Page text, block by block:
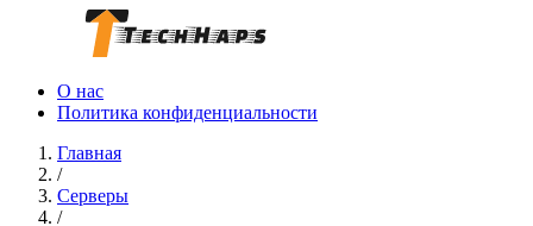
О нас
Политика конфиденциальности
Главная
/
Серверы
/